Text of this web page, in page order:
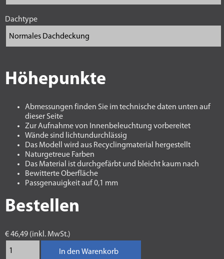
Dachtype
Höhepunkte
Abmessungen finden Sie im technische daten unten auf
dieser Seite
Zur Aufnahme von Innenbeleuchtung vorbereitet
Wände sind lichtundurchlässig
Das Modell wird aus Recyclingmaterial hergestellt
Naturgetreue Farben
Das Material ist durchgefärbt und bleicht kaum nach
Bewitterte Oberfläche
Passgenauigkeit auf 0,1 mm
Bestellen
€ 46,49 (inkl. MwSt.)
In den Warenkorb